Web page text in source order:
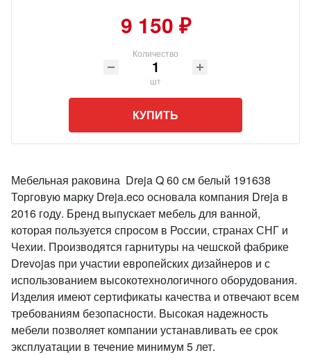
9 150 ₽
Количество
шт
КУПИТЬ
Мебельная раковина Dreja Q 60 см белый 191638
Торговую марку Dreja.eco основала компания Dreja в
2016 году. Бренд выпускает мебель для ванной,
которая пользуется спросом в России, странах СНГ и
Чехии. Производятся гарнитуры на чешской фабрике
Drevojas при участии европейских дизайнеров и с
использованием высокотехнологичного оборудования.
Изделия имеют сертификаты качества и отвечают всем
требованиям безопасности. Высокая надежность
мебели позволяет компании устанавливать ее срок
эксплуатации в течение минимум 5 лет.